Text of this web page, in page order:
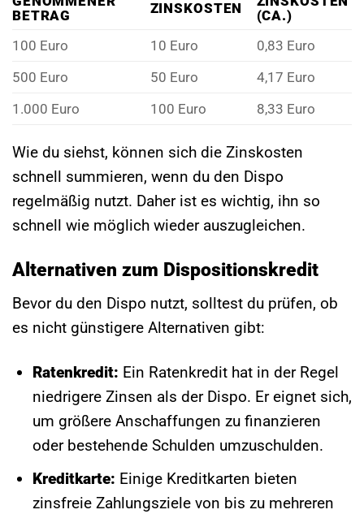
BETRAG
ZINSKOSTEN
(CA.)
100 Euro
10 Euro
0,83 Euro
500 Euro
50 Euro
4,17 Euro
1.000 Euro
100 Euro 8,33 Euro
Wie du siehst, können sich die Zinskosten
schnell summieren, wenn du den Dispo
regelmäßig nutzt. Daher ist es wichtig, ihn so
schnell wie möglich wieder auszugleichen.
Alternativen zum Dispositionskredit
Bevor du den Dispo nutzt, solltest du prüfen, ob
es nicht günstigere Alternativen gibt:
Ratenkredit: Ein Ratenkredit hat in der Regel
niedrigere Zinsen als der Dispo. Er eignet sich,
um größere Anschaffungen zu finanzieren
oder bestehende Schulden umzuschulden.
Kreditkarte: Einige Kreditkarten bieten
zinsfreie Zahlungsziele von bis zu mehreren